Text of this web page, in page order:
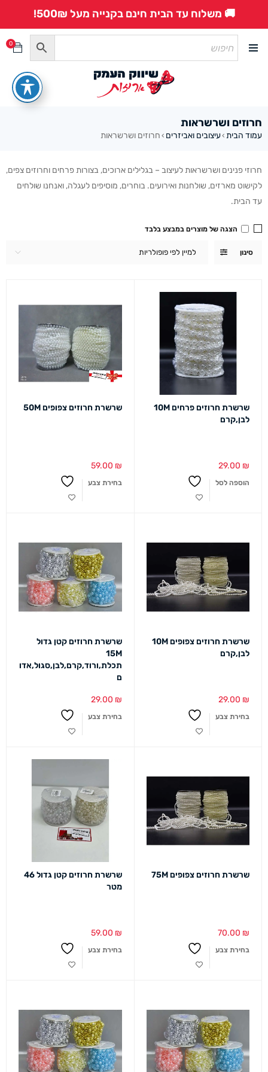
🚚 משלוח עד הבית חינם בקנייה מעל 500₪!
0
חרוזים ושרשראות
עמוד הבית ›עיצובים ואביזרים › חרוזים ושרשראות
חרוזי פנינים ושרשראות לעיצוב – בגלילים ארוכים, בצורות פרחים וחרוזים צפים,
לקישוט מארזים, שולחנות ואירועים. בוחרים, מוסיפים לעגלה, ואנחנו שולחים
עד הבית.
סינון למיין לפי פופולריות
הצגה של מוצרים במבצע בלבד
שרשרת חרוזים פרחים 10M
לבן,קרם
29.00 ₪
הוספה לסל
שרשרת חרוזים צפופים 50M
59.00 ₪
בחירת צבע
שרשרת חרוזים צפופים 10M
לבן,קרם
29.00 ₪
בחירת צבע
שרשרת חרוזים קטן גדול
15M
תכלת,ורוד,קרם,לבן,סגול,אדו
ם
29.00 ₪
בחירת צבע
שרשרת חרוזים צפופים 75M
70.00 ₪
בחירת צבע
שרשרת חרוזים קטן גדול 46
מטר
59.00 ₪
בחירת צבע